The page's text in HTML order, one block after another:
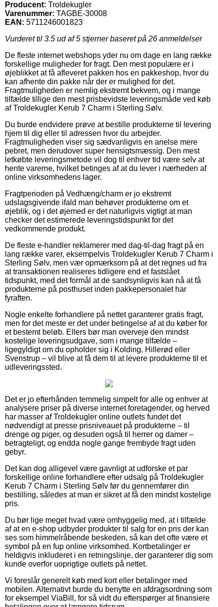
Producent: Troldekugler
Varenummer: TAGBE-30008
EAN: 5711246001823
Vurderet til 3.5 ud af 5 stjerner baseret på 26 anmeldelser
De fleste internet webshops yder nu om dage en lang række
forskellige muligheder for fragt. Den mest populære er i
øjeblikket at få afleveret pakken hos en pakkeshop, hvor du
kan afhente din pakke når der er mulighed for det.
Fragtmuligheden er nemlig ekstremt bekvem, og i mange
tilfælde tillige den mest prisbevidste leveringsmåde ved køb
af Troldekugler Kerub 7 Charm i Sterling Sølv.
Du burde endvidere prøve at bestille produkterne til levering
hjem til dig eller til adressen hvor du arbejder.
Fragtmuligheden viser sig sædvanligvis en anelse mere
pebret, men derudover super hensigtsmæssig. Den mest
letkøbte leveringsmetode vil dog til enhver tid være selv at
hente varerne, hvilket betinges af at du lever i nærheden af
online virksomhedens lager.
Fragtperioden på Vedhæng/charm er jo ekstremt
udslagsgivende ifald man behøver produkterne om et
øjeblik, og i det øjemed er det naturligvis vigtigt at man
checker det estimerede leveringstidspunkt for det
vedkommende produkt.
De fleste e-handler reklamerer med dag-til-dag fragt på en
lang række varer, eksempelvis Troldekugler Kerub 7 Charm i
Sterling Sølv, men vær opmærksom på at det regnes ud fra
at transaktionen realiseres tidligere end et fastslået
tidspunkt, med det formål at de sandsynligvis kan nå at få
produkterne på posthuset inden pakkepersonalet har
fyraften.
Nogle enkelte forhandlere på nettet garanterer gratis fragt,
men for det meste er det under betingelse af at du køber for
et bestemt beløb. Ellers bør man overveje den mindst
kostelige leveringsudgave, som i mange tilfælde –
ligegyldigt om du opholder sig i Kolding, Hillerød eller
Svenstrup – vil blive at få dem til at levere produkterne til et
udleveringssted.
Det er jo efterhånden temmelig simpelt for alle og enhver at
analysere priser på diverse internet foretagender, og herved
har masser af Troldekugler online outlets fundet det
nødvendigt at presse prisniveauet på produkterne – til
drenge og piger, og desuden også til herrer og damer –
betragteligt, og endda nogle gange frembyde fragt uden
gebyr.
Det kan dog alligevel være gavnligt at udforske et par
forskellige online forhandlere efter udsalg på Troldekugler
Kerub 7 Charm i Sterling Sølv før du gennemfører din
bestilling, således at man er sikret at få den mindst kostelige
pris.
Du bør lige meget hvad være omhyggelig med, at i tilfælde
af at en e-shop udbyder produkter til salg for en pris der kan
ses som himmelråbende beskeden, så kan det ofte være et
symbol på en fup online virksomhed. Kortbetalinger er
heldigvis inkluderet i en retningslinje, der garanterer dig som
kunde overfor uoprigtige outlets på nettet.
Vi foreslår generelt køb med kort eller betalinger med
mobilen. Alternativt burde du benytte en afdragsordning som
for eksempel ViaBill, for så vidt du efterspørger at finansiere